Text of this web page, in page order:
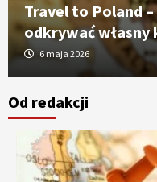
Travel to Poland
odkrywać własny
6 maja 2026
Od redakcji
3
obróbki